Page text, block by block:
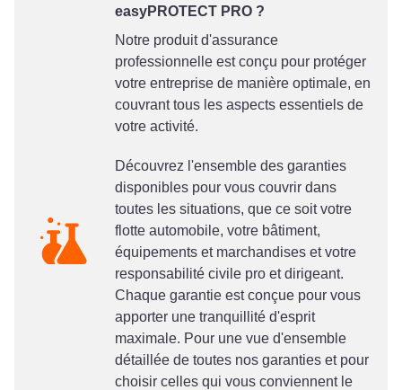
easyPROTECT PRO ?
Notre produit d'assurance
professionnelle est conçu pour protéger
votre entreprise de manière optimale, en
couvrant tous les aspects essentiels de
votre activité.
Découvrez l'ensemble des garanties
disponibles pour vous couvrir dans
toutes les situations, que ce soit votre
flotte automobile, votre bâtiment,
équipements et marchandises et votre
responsabilité civile pro et dirigeant.
Chaque garantie est conçue pour vous
apporter une tranquillité d'esprit
maximale. Pour une vue d'ensemble
détaillée de toutes nos garanties et pour
choisir celles qui vous conviennent le